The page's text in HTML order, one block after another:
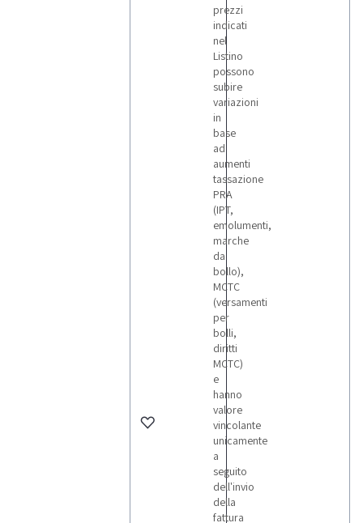
prezzi
indicati
nel
Listino
possono
subire
variazioni
in
base
ad
aumenti
tassazione
PRA
(IPT,
emolumenti,
marche
da
bollo),
MCTC
(versamenti
per
bolli,
diritti
MCTC)
e
hanno
valore
vincolante
unicamente
a
seguito
dell'invio
della
fattura